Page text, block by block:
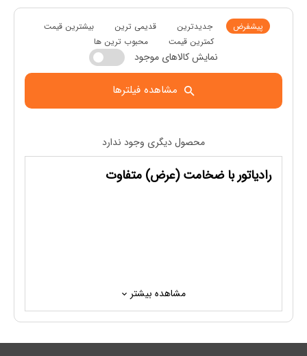
پیشفرض جدیدترین قدیمی ترین
بیشترین قیمت
کمترین قیمت
محبوب ترین ها
نمایش کالاهای موجود
مشاهده فیلترها
محصول دیگری وجود ندارد
رادیاتور با ضخامت (عرض) متفاوت
مشاهده بیشتر